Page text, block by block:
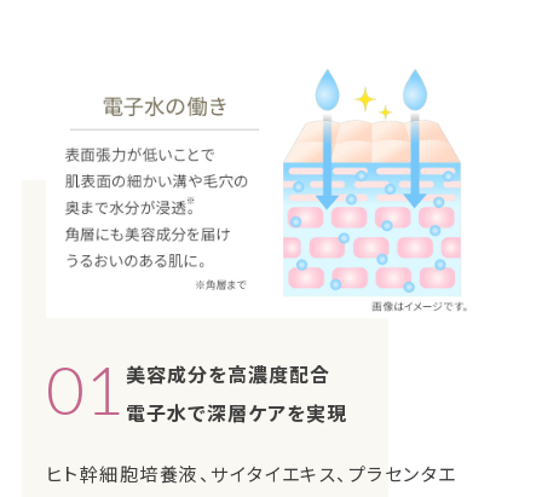
01 美容成分を高濃度配合
電子水で深層ケアを実現
ヒト幹細胞培養液、サイタイエキス、プラセンタエ